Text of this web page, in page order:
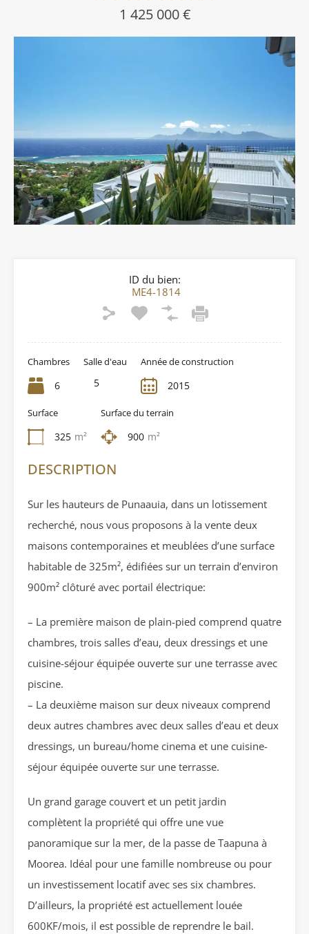
1 425 000 €
ID du bien:
ME4-1814
Chambres
6
Salle d'eau
5
Année de construction
2015
Surface
325 m²
Surface du terrain
900 m²
DESCRIPTION
Sur les hauteurs de Punaauia, dans un lotissement
recherché, nous vous proposons à la vente deux
maisons contemporaines et meublées d’une surface
habitable de 325m², édifiées sur un terrain d’environ
900m² clôturé avec portail électrique:
– La première maison de plain-pied comprend quatre
chambres, trois salles d’eau, deux dressings et une
cuisine-séjour équipée ouverte sur une terrasse avec
piscine.
– La deuxième maison sur deux niveaux comprend
deux autres chambres avec deux salles d’eau et deux
dressings, un bureau/home cinema et une cuisine-
séjour équipée ouverte sur une terrasse.
Un grand garage couvert et un petit jardin
complètent la propriété qui offre une vue
panoramique sur la mer, de la passe de Taapuna à
Moorea. Idéal pour une famille nombreuse ou pour
un investissement locatif avec ses six chambres.
D’ailleurs, la propriété est actuellement louée
600KF/mois, il est possible de reprendre le bail.